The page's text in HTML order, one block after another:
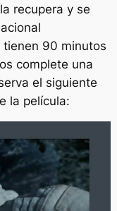
recupera y se
90 minutos
complete una
el siguiente
la película: